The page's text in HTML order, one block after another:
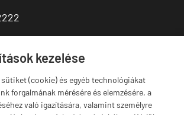
kezelése
(cookie) és egyéb technológiákat
forgalmának mérésére és elemzésére, a
való igazítására, valamint személyre
85.